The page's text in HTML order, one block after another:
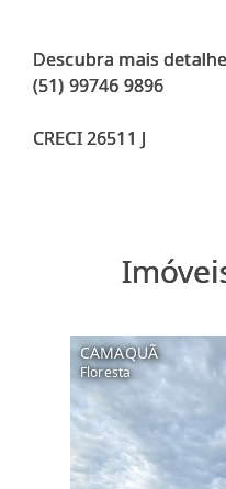
Descubra mais
(51) 99746 9896
CAMAQUÃ
Floresta